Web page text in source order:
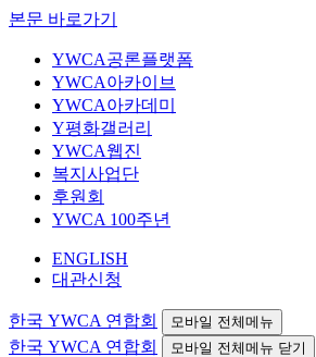
본문 바로가기
YWCA공론플랫폼
YWCA아카이브
YWCA아카데미
Y평화갤러리
YWCA웹진
복지사업단
후원회
YWCA 100주년
ENGLISH
대관신청
한국 YWCA 연합회 모바일 전체메뉴
한국 YWCA 연합회 모바일 전체메뉴 닫기